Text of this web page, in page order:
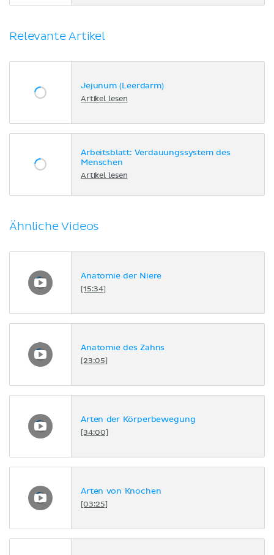
Relevante Artikel
Jejunum (Leerdarm)
Artikel lesen
Arbeitsblatt: Verdauungssystem des
Menschen
Artikel lesen
Ähnliche Videos
Anatomie der Niere
[15:34]
Anatomie des Zahns
[23:05]
Arten der Körperbewegung
[34:00]
Arten von Knochen
[03:25]